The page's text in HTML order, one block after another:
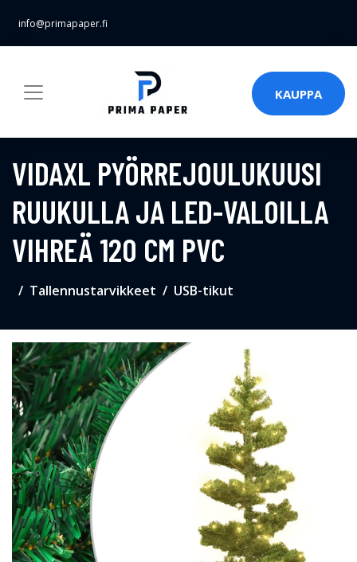
info@primapaper.fi
KAUPPA
VIDAXL PYÖRREJOULUKUUSI
RUUKULLA JA LED-VALOILLA
VIHREÄ 120 CM PVC
Tallennustarvikkeet USB-tikut